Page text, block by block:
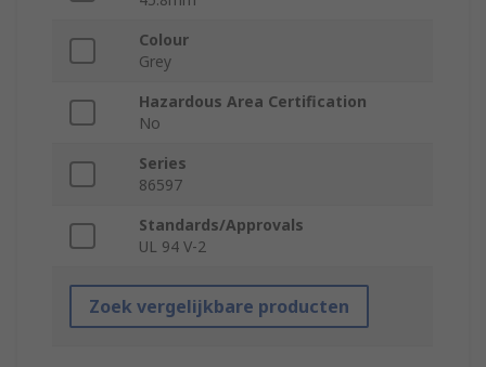
Colour
Grey
Hazardous Area Certification
No
Series
86597
Standards/Approvals
UL 94 V-2
Zoek vergelijkbare producten